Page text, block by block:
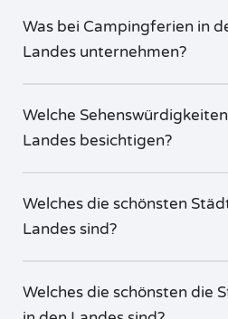
Was bei Campingferien in
Landes unternehmen?
Welche
Landes besichtigen?
Welches die schönsten
Landes sind?
Welches die schönsten die